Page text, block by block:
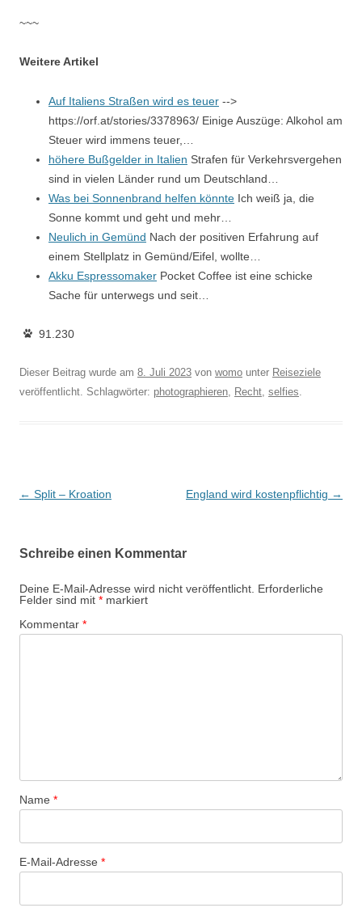
~~~
Weitere Artikel
Auf Italiens Straßen wird es teuer -->
https://orf.at/stories/3378963/ Einige Auszüge: Alkohol am
Steuer wird immens teuer,…
höhere Bußgelder in Italien Strafen für Verkehrsvergehen
sind in vielen Länder rund um Deutschland…
Was bei Sonnenbrand helfen könnte Ich weiß ja, die
Sonne kommt und geht und mehr…
Neulich in Gemünd Nach der positiven Erfahrung auf
einem Stellplatz in Gemünd/Eifel, wollte…
Akku Espressomaker Pocket Coffee ist eine schicke
Sache für unterwegs und seit…
91.230
Dieser Beitrag wurde am 8. Juli 2023 von womo unter Reiseziele
veröffentlicht. Schlagwörter: photographieren Recht selfies
Beitragsnavigation
← Split – Kroation England wird kostenpflichtig →
Schreibe einen Kommentar
Deine E-Mail-Adresse wird nicht veröffentlicht. Erforderliche
Felder sind mit * markiert
Kommentar *
Name *
E-Mail-Adresse *